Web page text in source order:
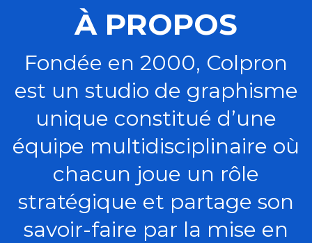
À PROPOS
Fondée en 2000, Colpron
est un studio de graphisme
unique constitué d’une
équipe multidisciplinaire où
chacun joue un rôle
stratégique et partage son
savoir-faire par la mise en